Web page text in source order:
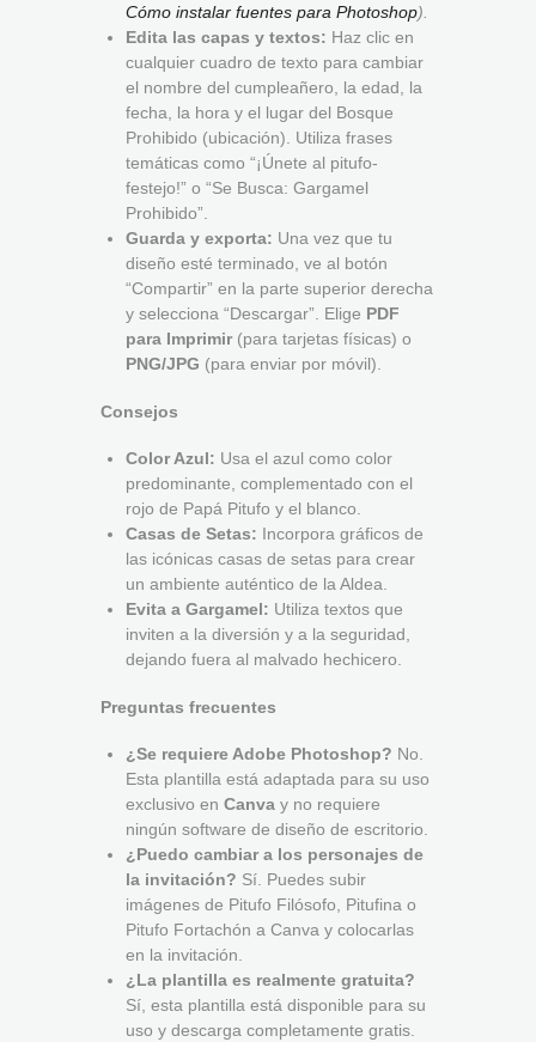
Cómo instalar fuentes para Photoshop).
Edita las capas y textos: Haz clic en
cualquier cuadro de texto para cambiar
el nombre del cumpleañero, la edad, la
fecha, la hora y el lugar del Bosque
Prohibido (ubicación). Utiliza frases
temáticas como “¡Únete al pitufo-
festejo!” o “Se Busca: Gargamel
Prohibido”.
Guarda y exporta: Una vez que tu
diseño esté terminado, ve al botón
“Compartir” en la parte superior derecha
y selecciona “Descargar”. Elige PDF
para Imprimir(para tarjetas físicas) o
PNG/JPG (para enviar por móvil).
Consejos
Color Azul: Usa el azul como color
predominante, complementado con el
rojo de Papá Pitufo y el blanco.
Casas de Setas: Incorpora gráficos de
las icónicas casas de setas para crear
un ambiente auténtico de la Aldea.
Evita a Gargamel: Utiliza textos que
inviten a la diversión y a la seguridad,
dejando fuera al malvado hechicero.
Preguntas frecuentes
¿Se requiere Adobe Photoshop? No.
Esta plantilla está adaptada para su uso
exclusivo en Canva y no requiere
ningún software de diseño de escritorio.
¿Puedo cambiar a los personajes de
la invitación? Sí. Puedes subir
imágenes de Pitufo Filósofo, Pitufina o
Pitufo Fortachón a Canva y colocarlas
en la invitación.
¿La plantilla es realmente gratuita?
Sí, esta plantilla está disponible para su
uso y descarga completamente gratis.